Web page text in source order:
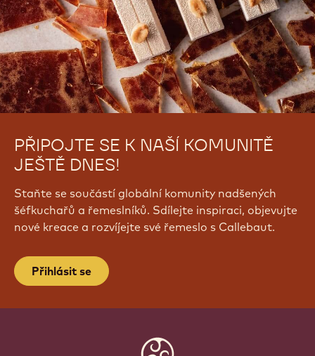
PŘIPOJTE SE K NAŠÍ KOMUNITĚ
JEŠTĚ DNES!
Staňte se součástí globální komunity nadšených
šéfkuchařů a řemeslníků. Sdílejte inspiraci, objevujte
nové kreace a rozvíjejte své řemeslo s Callebaut.
Přihlásit se